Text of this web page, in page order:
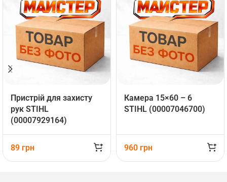
Пристрій для захисту
рук STIHL
(00007929164)
89 грн
Камера 15×60 – 6
STIHL (00007046700)
960 грн